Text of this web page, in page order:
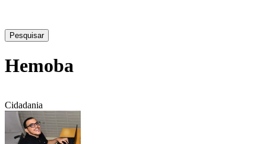
Pesquisar
Hemoba
Cidadania